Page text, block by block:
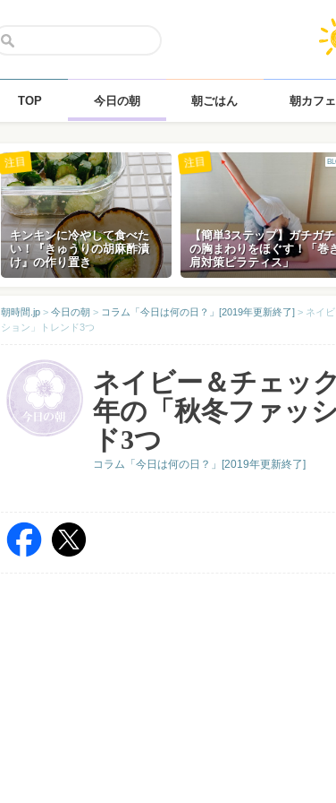
TOP 今日の朝 朝ごはん 朝カフェ
キンキンに冷やして食べた
い！『きゅうりの胡麻酢漬
け』の作り置き
注目
【簡単3ステップ】ガチガチ
の胸まわりをほぐす！「巻
肩対策ピラティス」
注目
朝時間.jp > 今日の朝 > コラム「今日は何の日？」[2019年更新終了] > ネイ
ション」トレンド3つ
ネイビー＆チェッ
年の「秋冬ファッ
ド3つ
コラム「今日は何の日？」[2019年更新終了]